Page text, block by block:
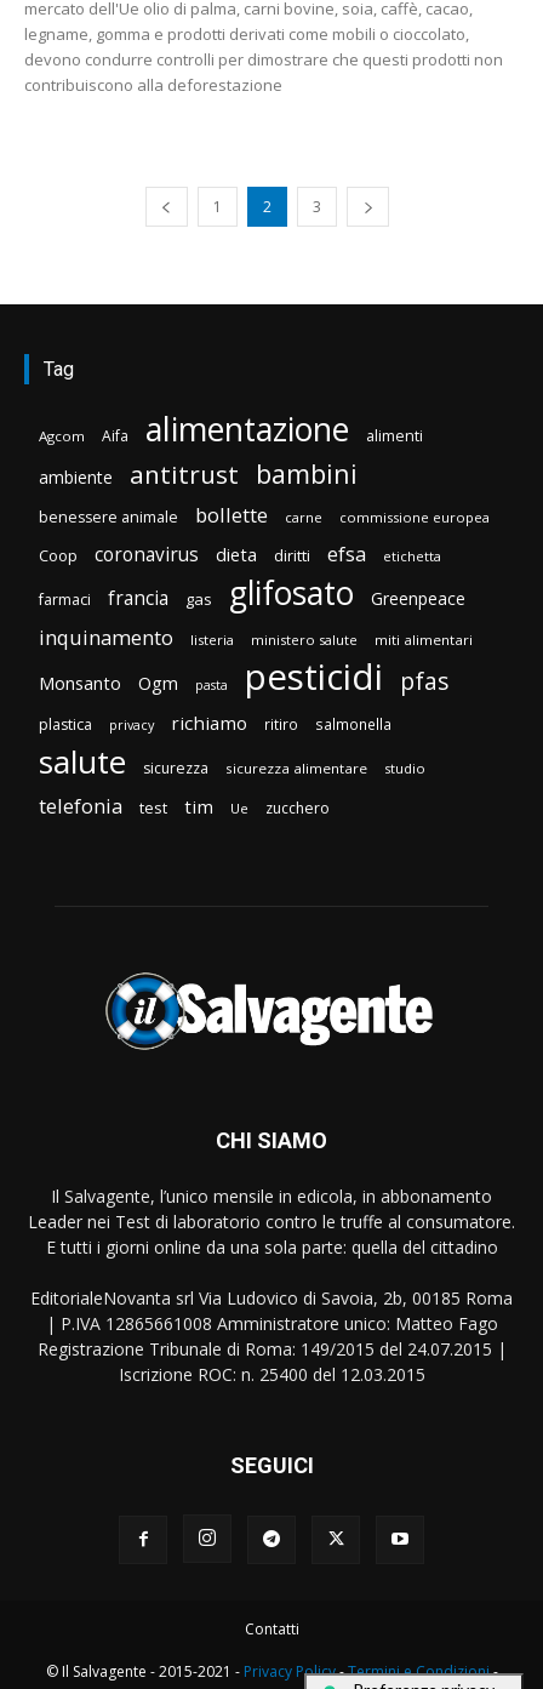
mercato dell'Ue olio di palma, carni bovine, soia, caffè, cacao,
legname, gomma e prodotti derivati come mobili o cioccolato,
devono condurre controlli per dimostrare che questi prodotti non
contribuiscono alla deforestazione
1 2 3
Tag
Agcom Aifa alimentazione alimenti
ambiente antitrust bambini
benessere animale bollette carne commissione europea
Coop coronavirus dieta diritti efsa etichetta
farmaci francia gas glifosato Greenpeace
inquinamento listeria ministero salute miti alimentari
Monsanto Ogm pasta pesticidi pfas
plastica privacy richiamo ritiro salmonella
salute sicurezza sicurezza alimentare studio
telefonia test tim Ue zucchero
CHI SIAMO
Il Salvagente, l’unico mensile in edicola, in abbonamento
Leader nei Test di laboratorio contro le truffe al consumatore.
E tutti i giorni online da una sola parte: quella del cittadino
EditorialeNovanta srl Via Ludovico di Savoia, 2b, 00185 Roma
| P.IVA 12865661008 Amministratore unico: Matteo Fago
Registrazione Tribunale di Roma: 149/2015 del 24.07.2015 |
Iscrizione ROC: n. 25400 del 12.03.2015
SEGUICI
Contatti
© Il Salvagente - 2015-2021 - Privacy Policy-Termini e Condizioni-